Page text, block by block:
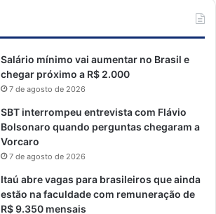
Salário mínimo vai aumentar no Brasil e
chegar próximo a R$ 2.000
7 de agosto de 2026
SBT interrompeu entrevista com Flávio
Bolsonaro quando perguntas chegaram a
Vorcaro
7 de agosto de 2026
Itaú abre vagas para brasileiros que ainda
estão na faculdade com remuneração de
R$ 9.350 mensais